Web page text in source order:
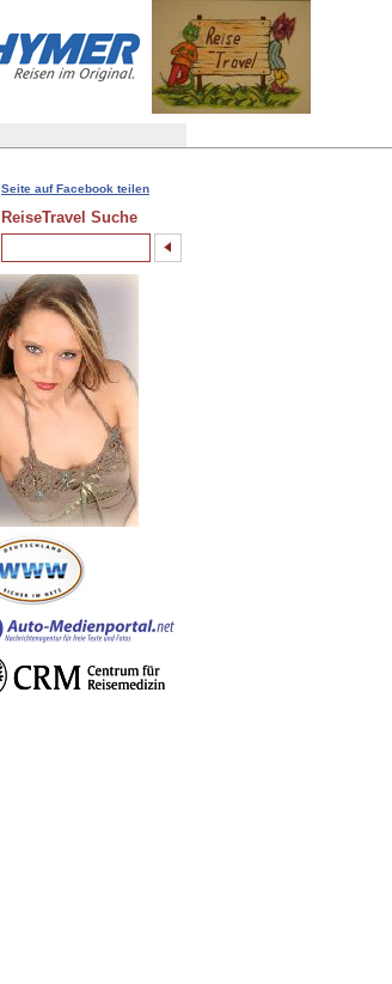
Seite auf Facebook teilen
ReiseTravel Suche